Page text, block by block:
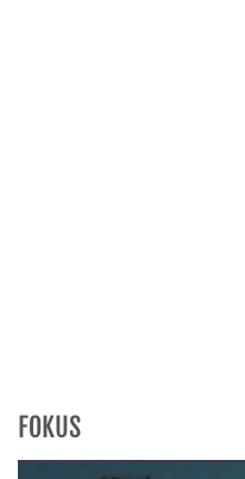
FOKUS